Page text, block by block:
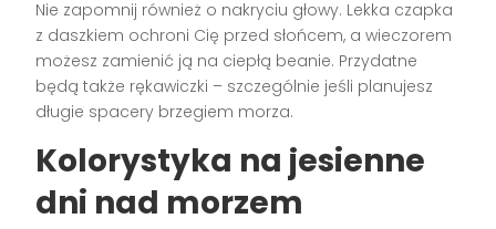
Nie zapomnij również o nakryciu głowy. Lekka czapka
z daszkiem ochroni Cię przed słońcem, a wieczorem
możesz zamienić ją na ciepłą beanie. Przydatne
będą także rękawiczki – szczególnie jeśli planujesz
długie spacery brzegiem morza.
Kolorystyka na jesienne
dni nad morzem